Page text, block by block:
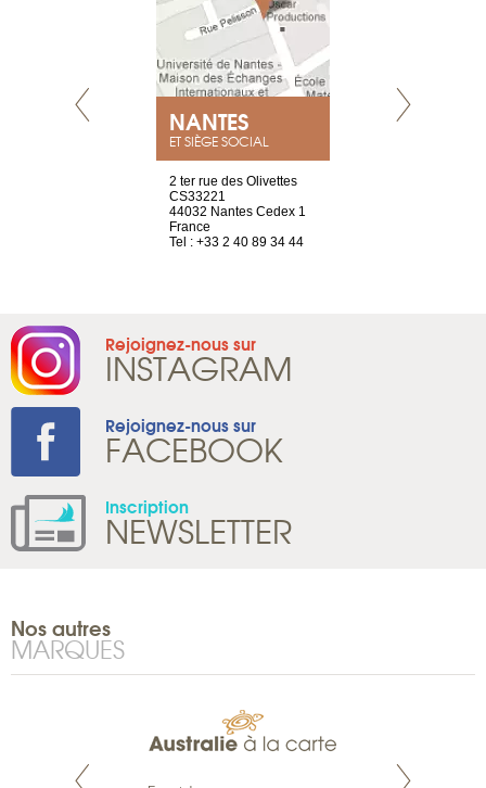
NANTES
ET SIÈGE SOCIAL
2 ter rue des Olivettes
CS33221
44032 Nantes Cedex 1
France
Tel : +33 2 40 89 34 44
Rejoignez-nous sur
INSTAGRAM
Rejoignez-nous sur
FACEBOOK
Inscription
NEWSLETTER
Nos autres
MARQUES